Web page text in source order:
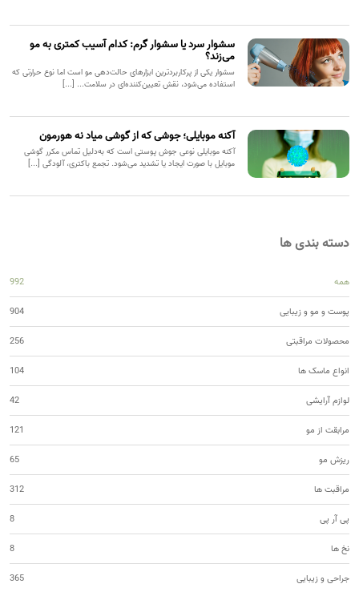
سشوار سرد یا سشوار گرم: کدام آسیب کمتری به مو
می‌زند؟
سشوار یکی از پرکاربردترین ابزارهای حالت‌دهی مو است اما نوع حرارتی که
استفاده می‌شود، نقش تعیین‌کننده‌ای در سلامت... [...]
آکنه موبایلی؛ جوشی که از گوشی میاد نه هورمون
آکنه موبایلی نوعی جوش پوستی است که به‌دلیل تماس مکرر گوشی
موبایل با صورت ایجاد یا تشدید می‌شود. تجمع باکتری، آلودگی [...]
دسته بندی ها
همه 992
پوست و مو و زیبایی 904
محصولات مراقبتی 256
انواع ماسک ها 104
لوازم آرایشی 42
مرابقت از مو 121
ریزش مو 65
مراقبت ها 312
پی آر پی 8
نخ ها 8
جراحی و زیبایی 365